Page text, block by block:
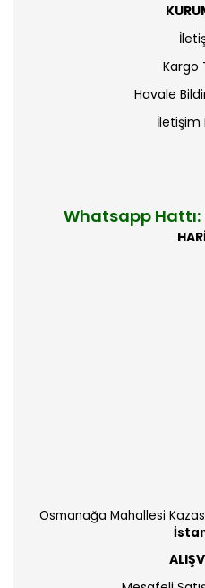
Kargo
Havale
İletişim
Whatsapp Hattı:
Osmanağa Mahallesi